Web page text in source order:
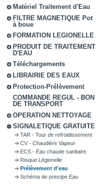
Matériel Traitement d'Eau
FILTRE MAGNETIQUE Pot
à boue
FORMATION LEGIONELLE
PRODUIT DE TRAITEMENT
D'EAU
Téléchargements
LIBRAIRIE DES EAUX
Protection-Prélèvement
COMMANDE REGUL - BON
DE TRANSPORT
OPERATION NETTOYAGE
SIGNALETIQUE GRATUITE
TAR - Tour de refroidissement
CV - Chaudière Vapeur
ECS - Eau chaude sanitaire
Risque Légionelle
Prélèvement d'eau
Schéma de principe Eau